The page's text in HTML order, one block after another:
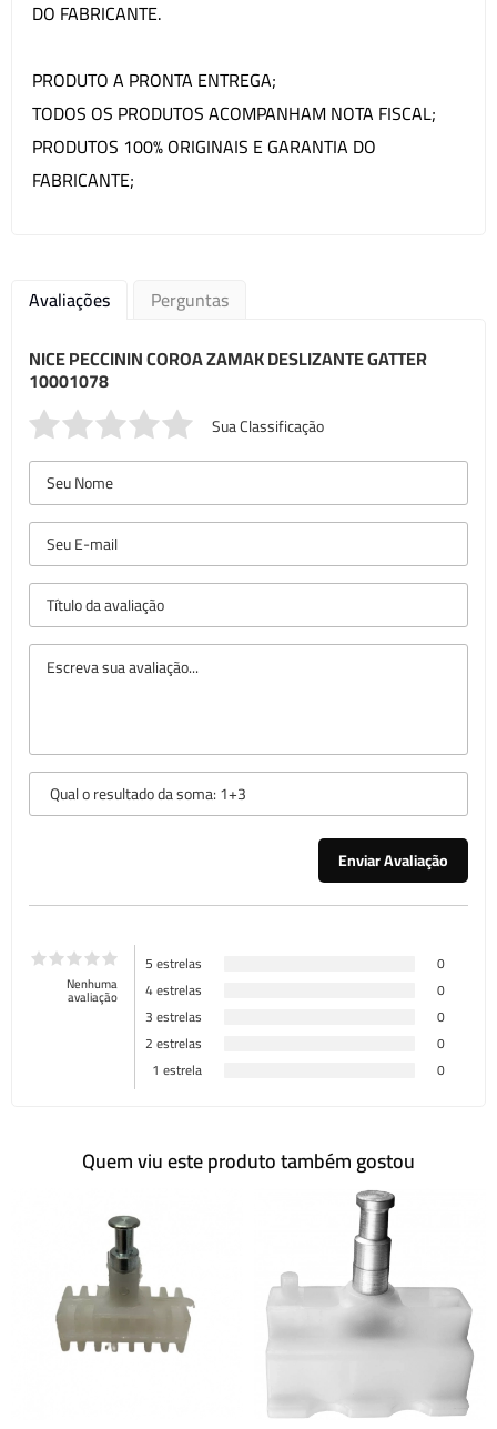
DO FABRICANTE.
PRODUTO A PRONTA ENTREGA;
TODOS OS PRODUTOS ACOMPANHAM NOTA FISCAL;
PRODUTOS 100% ORIGINAIS E GARANTIA DO
FABRICANTE;
Avaliações
Perguntas
NICE PECCININ COROA ZAMAK DESLIZANTE GATTER
10001078
Sua Classificação
Nenhuma
avaliação
5 estrelas
0
4 estrelas
0
3 estrelas
0
2 estrelas
0
1 estrela
0
Quem viu este produto também gostou